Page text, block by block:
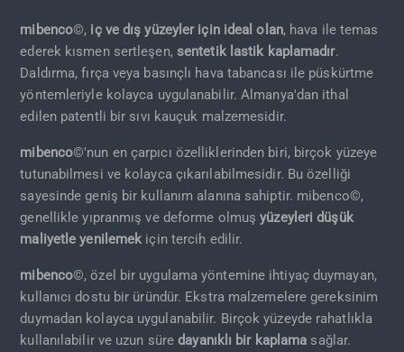
mibenco©, iç ve dış yüzeyler için ideal olan, hava ile temas
ederek kısmen sertleşen, sentetik lastik kaplamadır.
Daldırma, fırça veya basınçlı hava tabancası ile püskürtme
yöntemleriyle kolayca uygulanabilir. Almanya'dan ithal
edilen patentli bir sıvı kauçuk malzemesidir.
mibenco©'nun en çarpıcı özelliklerinden biri, birçok yüzeye
tutunabilmesi ve kolayca çıkarılabilmesidir. Bu özelliği
sayesinde geniş bir kullanım alanına sahiptir. mibenco©,
genellikle yıpranmış ve deforme olmuşyüzeyleri düşük
maliyetle yenilemek için tercih edilir.
mibenco©, özel bir uygulama yöntemine ihtiyaç duymayan,
kullanıcı dostu bir üründür. Ekstra malzemelere gereksinim
duymadan kolayca uygulanabilir. Birçok yüzeyde rahatlıkla
kullanılabilir ve uzun süredayanıklı bir kaplama sağlar.